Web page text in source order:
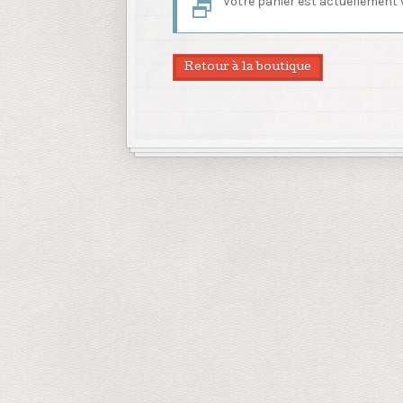
Retour à la boutique